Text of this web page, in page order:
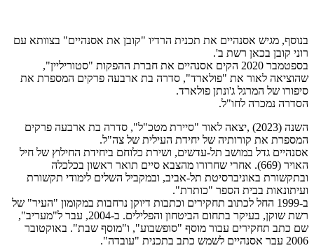
בנוסף, מגיש אסנהיים את תכנית הרדיו "קובן את אסנהיים" בצוותא עם
רוני קובן בכאן רשת ב'.
בספטמבר 2020 הקים אסנהיים את חברת ההפקות "סטוריליין",
שהוציאה לאור את "פולארד", סדרה בת ארבעה פרקים המספרת את
סיפורו של המרגל ג'ונתן פולארד.
הסדרה נמכרה לחו"ל.
השנה (2023) ,יצאה לאור "סיירת מטכ"ל", סדרה בת ארבעה פרקים
המספרת את קורותיה של יחידת העילית של צה"ל.
אסנהיים גדל במושב תל-עדשים, ושירת כלוחם ביחידת החילוץ של חיל
האויר (669). אחרי שחרורו מהצבא סיים תואר ראשון בכלכלה
ובתקשורת באוניברסיטת תל-אביב, ובמקביל השלים לימודי תקשורת
ועיתונאות בבית הספר "כותרת".
ב-1999 החל לכתוב תחקירים וכתבות דיוקן נרחבות במקומון "העיר" של
רשת שוקן, בעיקר בתחום הביטחון והפלילים. ב-2004, עבר ל"מעריב",
שם כתב תחקירים עבור מוסף "סופשבוע", ו"מוסף שבת". באוקטובר
2006 עבר אסנהיים לשמש כתב בתכנית "עובדה".